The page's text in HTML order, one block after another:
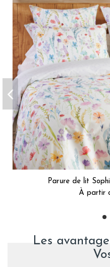
Parure de lit
À partir
Les